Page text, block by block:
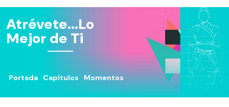
Atrévete...Lo
Mejor de Ti
Portada Capítulos Momentos